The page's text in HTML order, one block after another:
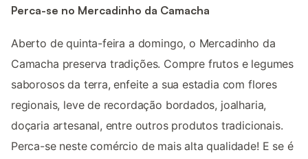
Perca-se no Mercadinho da Camacha
Aberto de quinta-feira a domingo, o Mercadinho da
Camacha preserva tradições. Compre frutos e legumes
saborosos da terra, enfeite a sua estadia com flores
regionais, leve de recordação bordados, joalharia,
doçaria artesanal, entre outros produtos tradicionais.
Perca-se neste comércio de mais alta qualidade! E se é